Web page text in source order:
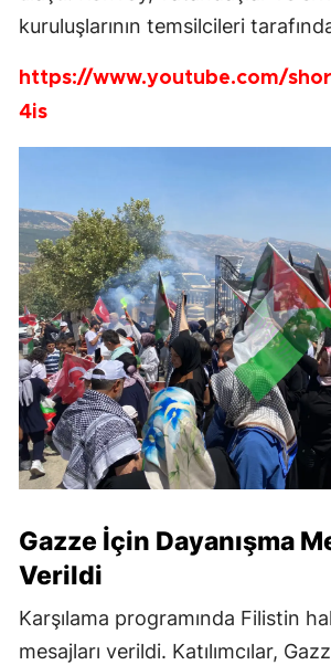
kuruluşlarının temsilcileri
https://www.youtube.com/
4is
Gazze İçin Dayanışma
Verildi
Karşılama programında Filistin
mesajları verildi. Katılımcılar,